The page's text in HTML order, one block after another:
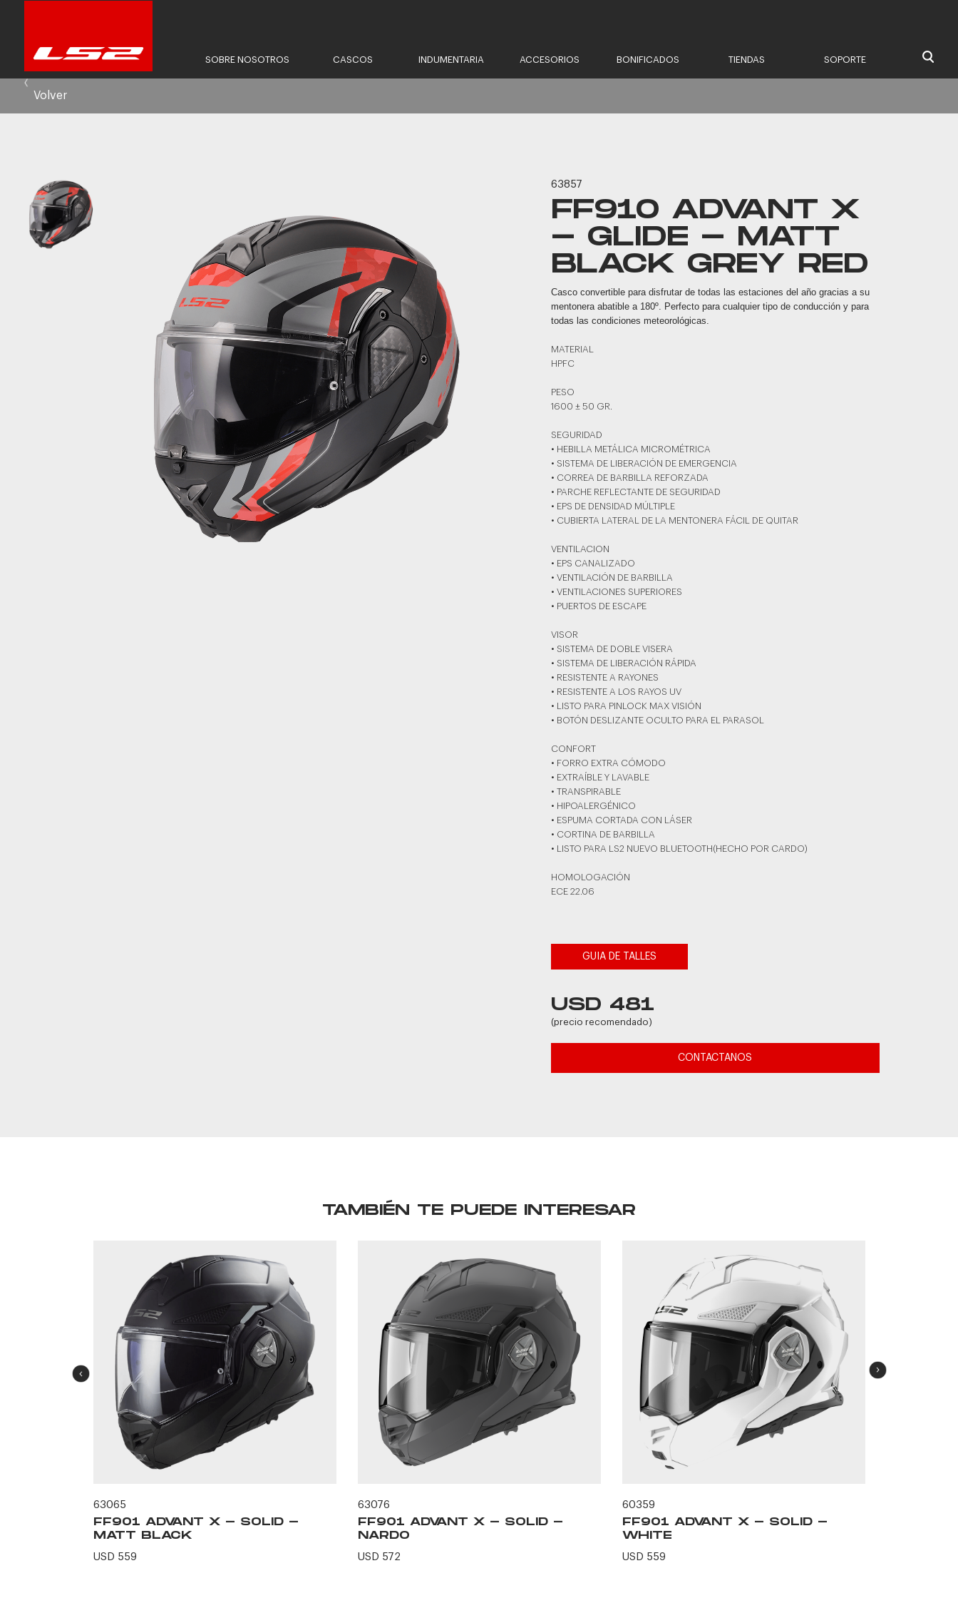
SOBRE NOSOTROS CASCOS INDUMENTARIA ACCESORIOS BONIFICADOS TIENDAS SOPORTE
Volver
63857
FF910 ADVANT X
- GLIDE - MATT
BLACK GREY RED
Casco convertible para disfrutar de todas las estaciones del año gracias a su
mentonera abatible a 180º. Perfecto para cualquier tipo de conducción y para
todas las condiciones meteorológicas.
MATERIAL
HPFC
PESO
1600 ± 50 GR.
SEGURIDAD
• HEBILLA METÁLICA MICROMÉTRICA
• SISTEMA DE LIBERACIÓN DE EMERGENCIA
• CORREA DE BARBILLA REFORZADA
• PARCHE REFLECTANTE DE SEGURIDAD
• EPS DE DENSIDAD MÚLTIPLE
• CUBIERTA LATERAL DE LA MENTONERA FÁCIL DE QUITAR
VENTILACION
• EPS CANALIZADO
• VENTILACIÓN DE BARBILLA
• VENTILACIONES SUPERIORES
• PUERTOS DE ESCAPE
VISOR
• SISTEMA DE DOBLE VISERA
• SISTEMA DE LIBERACIÓN RÁPIDA
• RESISTENTE A RAYONES
• RESISTENTE A LOS RAYOS UV
• LISTO PARA PINLOCK MAX VISIÓN
• BOTÓN DESLIZANTE OCULTO PARA EL PARASOL
CONFORT
• FORRO EXTRA CÓMODO
• EXTRAÍBLE Y LAVABLE
• TRANSPIRABLE
• HIPOALERGÉNICO
• ESPUMA CORTADA CON LÁSER
• CORTINA DE BARBILLA
• LISTO PARA LS2 NUEVO BLUETOOTH(HECHO POR CARDO)
HOMOLOGACIÓN
ECE 22.06
GUIA DE TALLES
USD 481
(precio recomendado)
CONTACTANOS
TAMBIÉN TE PUEDE INTERESAR
63065
FF901 ADVANT X - SOLID -
MATT BLACK
USD 559
63076
FF901 ADVANT X - SOLID -
NARDO
USD 572
60359
FF901 ADVANT X - SOLID -
WHITE
USD 559